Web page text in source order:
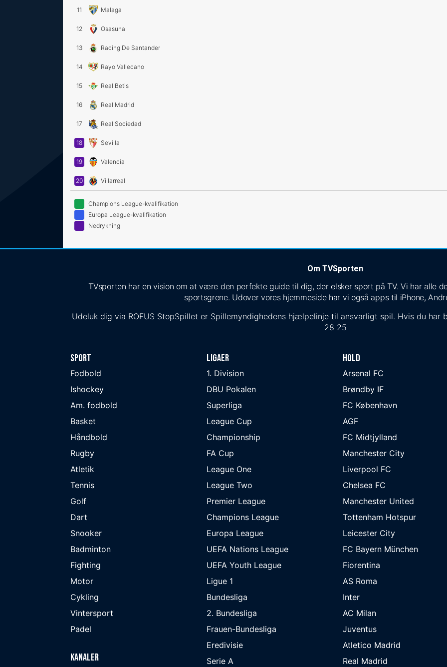
11 Malaga
12 Osasuna
13 Racing De Santander
14 Rayo Vallecano
15 Real Betis
16 Real Madrid
17 Real Sociedad
18 Sevilla
19 Valencia
20 Villarreal
Champions League-kvalifikation
Europa League-kvalifikation
Nedrykning
Om TVSporten
TVsporten har en vision om at være den perfekte guide til dig, der elsker sport på TV. Vi har alle
sportsgrene. Udover vores hjemmeside har vi også apps til iPhone,
Udeluk dig via ROFUS StopSpillet er Spillemyndighedens hjælpelinje til ansvarligt spil. Hvis du
28 25
Sport
Fodbold
Ishockey
Am. fodbold
Basket
Håndbold
Rugby
Atletik
Tennis
Golf
Dart
Snooker
Badminton
Fighting
Motor
Cykling
Vintersport
Padel
Kanaler
Ligaer
1. Division
DBU Pokalen
Superliga
League Cup
Championship
FA Cup
League One
League Two
Premier League
Champions League
Europa League
UEFA Nations League
UEFA Youth League
Ligue 1
Bundesliga
2. Bundesliga
Frauen-Bundesliga
Eredivisie
Serie A
Hold
Arsenal FC
Brøndby IF
FC København
AGF
FC Midtjylland
Manchester City
Liverpool FC
Chelsea FC
Manchester United
Tottenham Hotspur
Leicester City
FC Bayern München
Fiorentina
AS Roma
Inter
AC Milan
Juventus
Atletico Madrid
Real Madrid